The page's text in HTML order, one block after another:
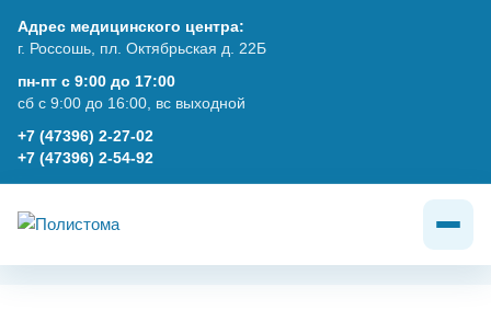
Адрес медицинского центра:
г. Россошь, пл. Октябрьская д. 22Б
пн-пт с 9:00 до 17:00
сб с 9:00 до 16:00, вс выходной
+7 (47396) 2-27-02
+7 (47396) 2-54-92